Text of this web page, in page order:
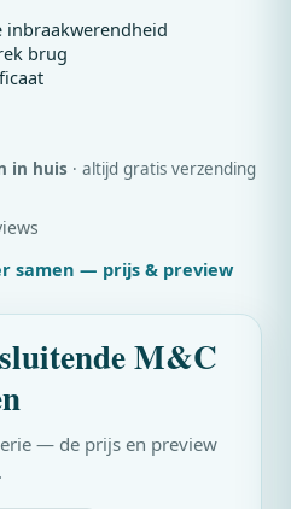
brug
in huis · altijd gratis verzending
samen — prijs & preview
M&C
— de prijs en preview